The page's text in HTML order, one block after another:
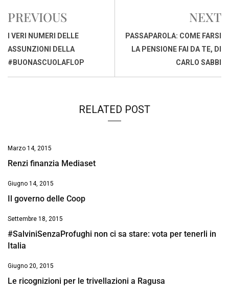
b
o
o
k
s
A
p
p
d
n
i
PREVIOUS
I VERI NUMERI DELLE
ASSUNZIONI DELLA
#BUONASCUOLAFLOP
NEXT
PASSAPAROLA: COME FARSI
LA PENSIONE FAI DA TE, DI
CARLO SABBI
RELATED POST
Marzo 14, 2015
Renzi finanzia Mediaset
Giugno 14, 2015
Il governo delle Coop
Settembre 18, 2015
#SalviniSenzaProfughi non ci sa stare: vota per tenerli in
Italia
Giugno 20, 2015
Le ricognizioni per le trivellazioni a Ragusa